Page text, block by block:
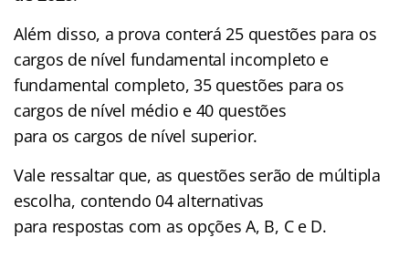
Além disso, a prova conterá 25 questões para os
cargos de nível fundamental incompleto e
fundamental completo, 35 questões para os
cargos de nível médio e 40 questões
para os cargos de nível superior.
Vale ressaltar que, as questões serão de múltipla
escolha, contendo 04 alternativas
para respostas com as opções A, B, C e D.